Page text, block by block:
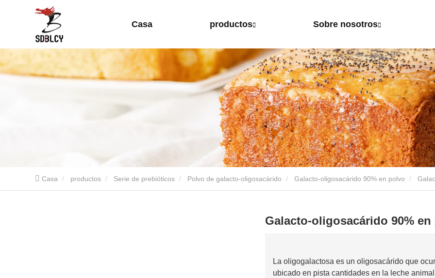
Casa productos Sobre nosotros
Casa productos Serie de prebióticos Polvo de galacto-oligosacárido Galacto-oligosacárido 90% en polvo
Galacto-oligosacárido 90%
La oligogalactosa es un oligosacárido que
ubicado en pista cantidades en la leche